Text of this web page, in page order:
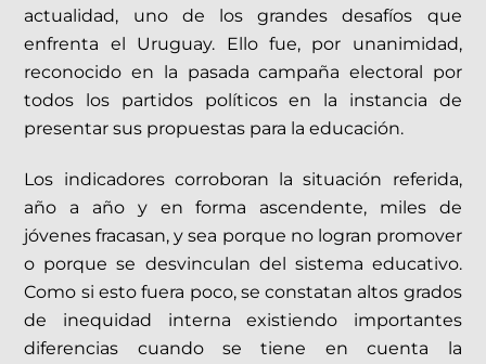
actualidad, uno de los grandes desafíos que
enfrenta el Uruguay. Ello fue, por unanimidad,
reconocido en la pasada campaña electoral por
todos los partidos políticos en la instancia de
presentar sus propuestas para la educación.
Los indicadores corroboran la situación referida,
año a año y en forma ascendente, miles de
jóvenes fracasan, y sea porque no logran promover
o porque se desvinculan del sistema educativo.
Como si esto fuera poco, se constatan altos grados
de inequidad interna existiendo importantes
diferencias cuando se tiene en cuenta la